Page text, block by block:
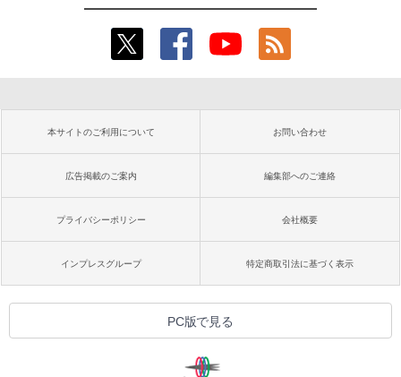
本サイトのご利用について お問い合わせ
広告掲載のご案内 編集部へのご連絡
プライバシーポリシー 会社概要
インプレスグループ 特定商取引法に基づく表示
PC版で見る